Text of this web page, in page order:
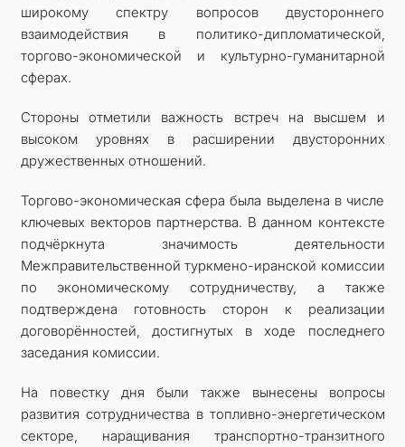
широкому спектру вопросов двустороннего
взаимодействия в политико-дипломатической,
торгово-экономической и культурно-гуманитарной
сферах.
Стороны отметили важность встреч на высшем и
высоком уровнях в расширении двусторонних
дружественных отношений.
Торгово-экономическая сфера была выделена в числе
ключевых векторов партнерства. В данном контексте
подчёркнута значимость деятельности
Межправительственной туркмено-иранской комиссии
по экономическому сотрудничеству, а также
подтверждена готовность сторон к реализации
договорённостей, достигнутых в ходе последнего
заседания комиссии.
На повестку дня были также вынесены вопросы
развития сотрудничества в топливно-энергетическом
секторе, наращивания транспортно-транзитного